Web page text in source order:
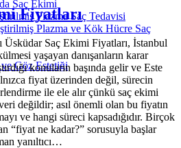
Saç Ekimi
Plazma Saç Tedavisi
Plazma ve Kök Hücre Saç
Göz Estetiği
Fiyatları
Saç Ekimi Fiyatları, İstanbul
yaşayan danışanların karar
konuların başında gelir ve Este
fiyat üzerinden değil, sürecin
ile ele alır çünkü saç ekimi
değildir; asıl önemli olan bu fiyatın
ve hangi süreci kapsadığıdır. Birçok
“fiyat ne kadar?” sorusuyla başlar
yanıltıcı…